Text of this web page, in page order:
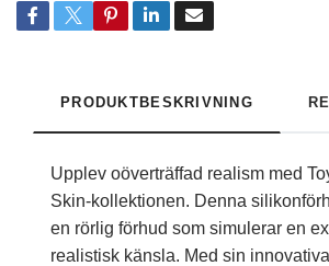
PRODUKTBESKRIVNING
Upplev oöverträffad realism med
Skin-kollektionen. Denna
en rörlig förhud som simulerar en
realistisk känsla. Med sin